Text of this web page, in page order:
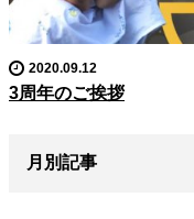
2020.09.12
3周年のご挨拶
月別記事